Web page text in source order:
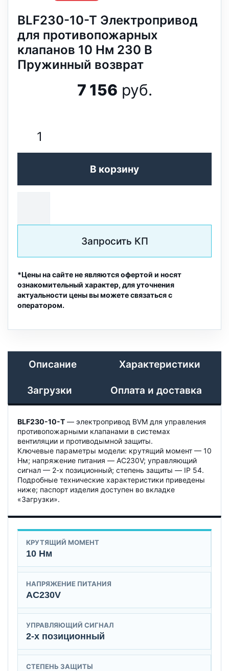
BLF230-10-T Электропривод
для противопожарных
клапанов 10 Нм 230 В
Пружинный возврат
7 156 руб.
В корзину
Запросить КП
*Цены на сайте не являются офертой и носят
ознакомительный характер, для уточнения
актуальности цены вы можете связаться с
оператором.
Описание Характеристики
Загрузки Оплата и доставка
BLF230-10-T — электропривод BVM для управления
противопожарными клапанами в системах
вентиляции и противодымной защиты.
Ключевые параметры модели: крутящий момент — 10
Нм; напряжение питания — AC230V; управляющий
сигнал — 2-х позиционный; степень защиты — IP 54.
Подробные технические характеристики приведены
ниже; паспорт изделия доступен во вкладке
«Загрузки».
КРУТЯЩИЙ МОМЕНТ
10 Нм
НАПРЯЖЕНИЕ ПИТАНИЯ
AC230V
УПРАВЛЯЮЩИЙ СИГНАЛ
2-х позиционный
СТЕПЕНЬ ЗАЩИТЫ